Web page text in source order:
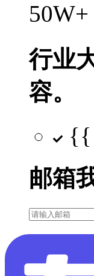
行业
容。
{{
邮箱